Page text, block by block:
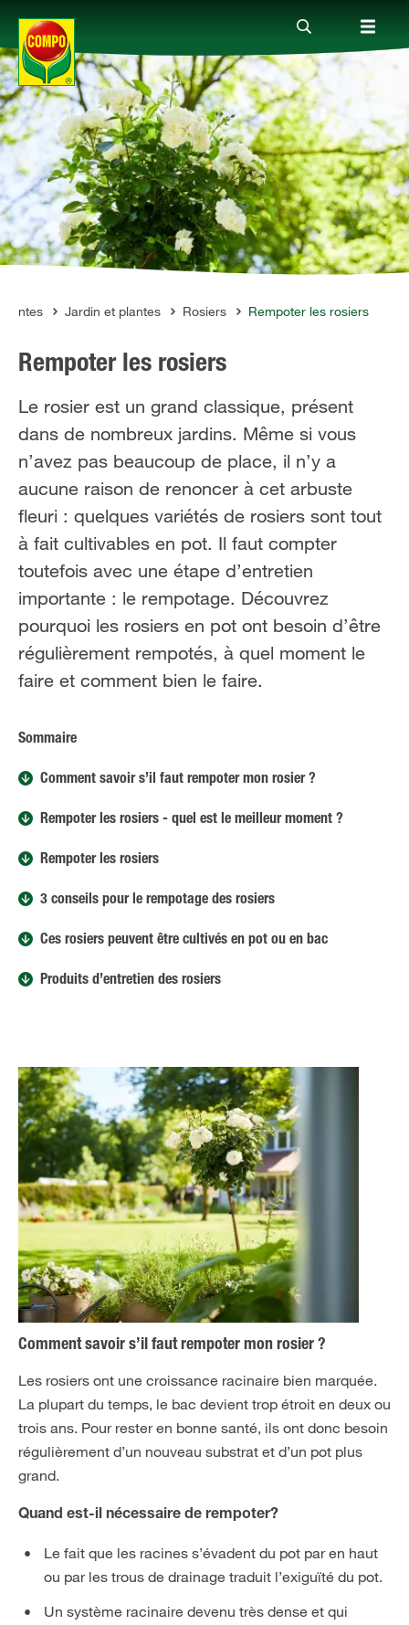
Produits
Conseil
Thèmes
Service
Qui sommes-nous?
Jardin et plantes Rosiers Rempoter les rosiers
Rempoter les rosiers
Le rosier est un grand classique, présent
dans de nombreux jardins. Même si vous
n’avez pas beaucoup de place, il n’y a
aucune raison de renoncer à cet arbuste
fleuri : quelques variétés de rosiers sont tout
à fait cultivables en pot. Il faut compter
toutefois avec une étape d’entretien
importante : le rempotage. Découvrez
pourquoi les rosiers en pot ont besoin d’être
régulièrement rempotés, à quel moment le
faire et comment bien le faire.
Sommaire
Comment savoir s’il faut rempoter mon rosier ?
Rempoter les rosiers - quel est le meilleur moment ?
Rempoter les rosiers
3 conseils pour le rempotage des rosiers
Ces rosiers peuvent être cultivés en pot ou en bac
Produits d’entretien des rosiers
Comment savoir s’il faut rempoter mon rosier ?
Les rosiers ont une croissance racinaire bien marquée.
La plupart du temps, le bac devient trop étroit en deux ou
trois ans. Pour rester en bonne santé, ils ont donc besoin
régulièrement d’un nouveau substrat et d’un pot plus
grand.
Quand est-il nécessaire de rempoter?
Le fait que les racines s’évadent du pot par en haut
ou par les trous de drainage traduit l’exiguïté du pot.
Un système racinaire devenu très dense et qui